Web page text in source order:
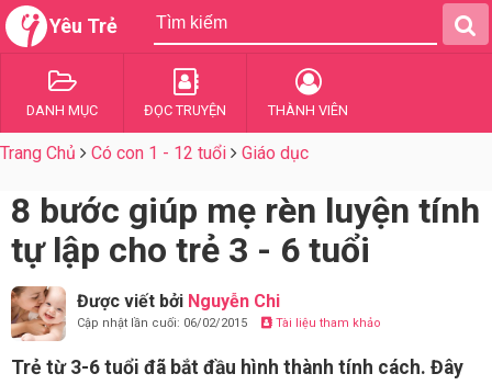
Yêu Trẻ
DANH MỤC ĐỌC TRUYỆN THÀNH VIÊN
Trang Chủ Có con 1 - 12 tuổi Giáo dục
8 bước giúp mẹ rèn luyện tính
tự lập cho trẻ 3 - 6 tuổi
Được viết bởi Nguyễn Chi
Cập nhật lần cuối: 06/02/2015 Tài liệu tham khảo
Trẻ từ 3-6 tuổi đã bắt đầu hình thành tính cách. Đây